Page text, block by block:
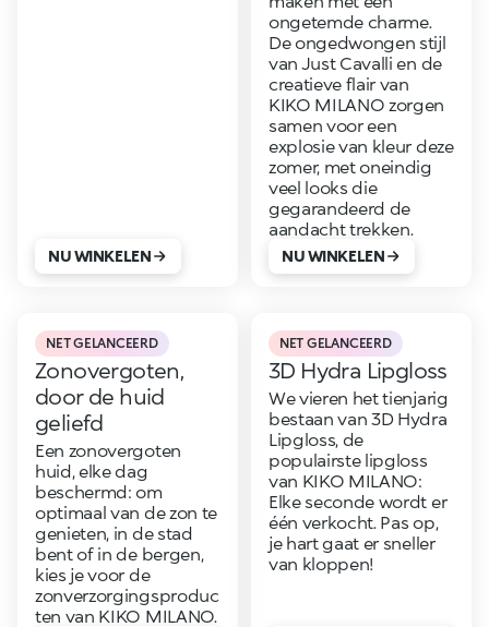
NU WINKELEN
ongetemde charme.
De ongedwongen stijl
van Just Cavalli en de
creatieve flair van
KIKO MILANO zorgen
samen voor een
explosie van kleur deze
zomer, met oneindig
veel looks die
gegarandeerd de
aandacht trekken.
NU WINKELEN
NET GELANCEERD
Zonovergoten,
door de huid
geliefd
Een zonovergoten
huid, elke dag
beschermd: om
optimaal van de zon te
genieten, in de stad
bent of in de bergen,
kies je voor de
zonverzorgingsproduc
ten van KIKO MILANO.
NET GELANCEERD
3D Hydra Lipgloss
We vieren het tienjarig
bestaan van 3D Hydra
Lipgloss, de
populairste lipgloss
van KIKO MILANO:
Elke seconde wordt er
één verkocht. Pas op,
je hart gaat er sneller
van kloppen!